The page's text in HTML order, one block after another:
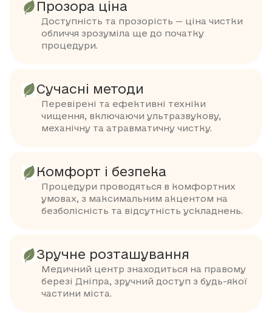
Прозора ціна
Доступність та прозорість — ціна чистки
обличчя зрозуміла ще до початку
процедури.
Сучасні методи
Перевірені та ефективні техніки
чищення, включаючи ультразвукову,
механічну та атравматичну чистку.
Комфорт і безпека
Процедури проводяться в комфортних
умовах, з максимальним акцентом на
безболісність та відсутність ускладнень.
Зручне розташування
Медичний центр знаходиться на правому
березі Дніпра, зручний доступ з будь-якої
частини міста.